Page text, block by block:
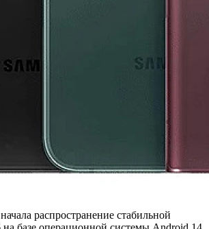
распространение стабильной